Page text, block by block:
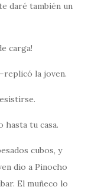
daré también un
carga!
la joven.
hasta tu casa.
cubos, y
dio a Pinocho
El muñeco lo